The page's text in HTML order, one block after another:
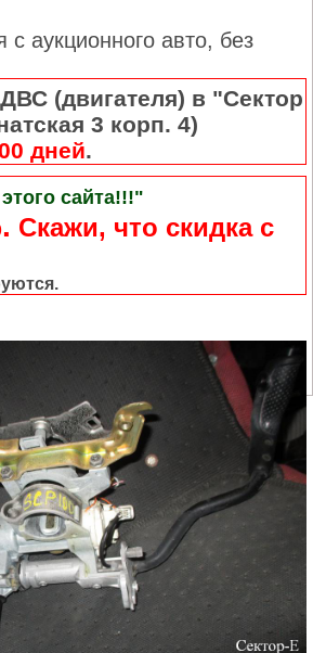
с аукционного авто, без
(двигателя) в "Сектор
3 корп. 4)
дней.
сайта!!!"
Cкажи, что скидка с